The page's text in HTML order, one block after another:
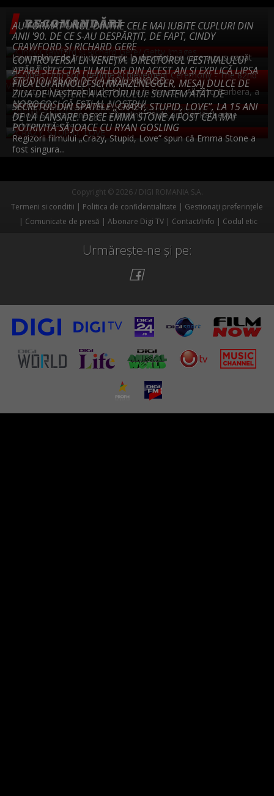
RECOMANDĂRI
AU FORMAT UNUL DINTRE CELE MAI IUBITE CUPLURI DIN
ANII '90. DE CE S-AU DESPĂRȚIT, DE FAPT, CINDY
CRAWFORD ȘI RICHARD GERE
La mai bine de trei decenii de la despărțirea care a pus capăt
uneia dintre...
CONTROVERSĂ LA VENEȚIA. DIRECTORUL FESTIVALULUI
APĂRĂ SELECȚIA FILMELOR DIN ACEST AN ȘI EXPLICĂ LIPSA
STUDIOURILOR DE LA HOLLYWOOD
Directorul Festivalului de Film de la Veneţia, Alberto Barbera, a
apărat joi...
FIICA LUI ARNOLD SCHWARZENEGGER, MESAJ DULCE DE
ZIUA DE NAȘTERE A ACTORULUI: SUNTEM ATÂT DE
NOROCOȘI CĂ EȘTI AL NOSTRU!
Arnold Schwarzenegger a împlinit 79 de ani, iar Katherine
Schwarzenegger a...
SECRETUL DIN SPATELE „CRAZY, STUPID, LOVE”, LA 15 ANI
DE LA LANSARE. DE CE EMMA STONE A FOST CEA MAI
POTRIVITĂ SĂ JOACE CU RYAN GOSLING
Regizorii filmului „Crazy, Stupid, Love” spun că Emma Stone a
fost singura...
Copyright © 2026 / DIGI ROMANIA S.A.
Termeni si conditii
Politica de confidentialitate
Gestionați preferințele
Comunicate de presă
Abonare Digi TV Contact/Info Codul etic
Urmărește-ne și pe: